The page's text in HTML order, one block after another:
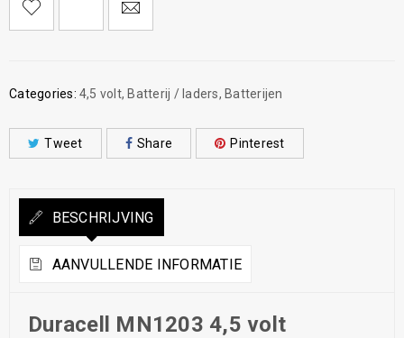
Categories: 4,5 volt, Batterij / laders, Batterijen
Tweet Share Pinterest
BESCHRIJVING
AANVULLENDE INFORMATIE
Duracell MN1203 4,5 volt